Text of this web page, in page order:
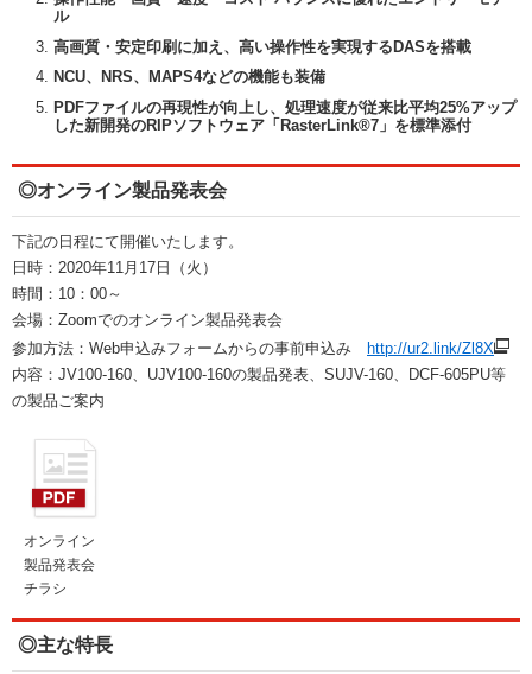
ル
高画質・安定印刷に加え、高い操作性を実現するDASを搭載
NCU、NRS、MAPS4などの機能も装備
PDFファイルの再現性が向上し、処理速度が従来比平均25%アップ
した新開発のRIPソフトウェア「RasterLink®7」を標準添付
◎オンライン製品発表会
下記の日程にて開催いたします。
日時：2020年11月17日（火）
時間：10：00～
会場：Zoomでのオンライン製品発表会
参加方法：Web申込みフォームからの事前申込み
http://ur2.link/Zl8X
内容：JV100-160、UJV100-160の製品発表、SUJV-160、DCF-605PU等
の製品ご案内
オンライン
製品発表会
チラシ
◎主な特長